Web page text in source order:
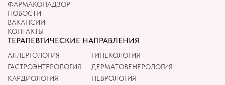
ФАРМАКОНАДЗОР
НОВОСТИ
ВАКАНСИИ
КОНТАКТЫ
ТЕРАПЕВТИЧЕСКИЕ НАПРАВЛЕНИЯ
АЛЛЕРГОЛОГИЯ
ГИНЕКОЛОГИЯ
ГАСТРОЭНТЕРОЛОГИЯ
ДЕРМАТОВЕНЕРОЛОГИЯ
КАРДИОЛОГИЯ
НЕВРОЛОГИЯ